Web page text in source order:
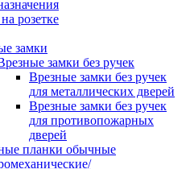
розетке
замки
замки без ручек
Врезные замки без ручек
для металлических дверей
Врезные замки без ручек
для противопожарных
дверей
планки обычные